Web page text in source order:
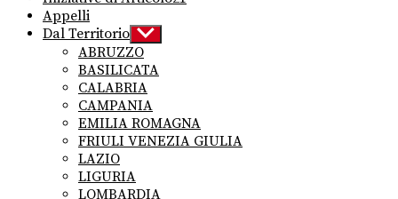
Appelli
Dal Territorio Show
sub
menu
ABRUZZO
BASILICATA
CALABRIA
CAMPANIA
EMILIA ROMAGNA
FRIULI VENEZIA GIULIA
LAZIO
LIGURIA
LOMBARDIA